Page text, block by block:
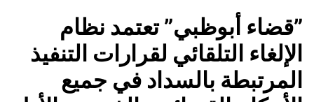
‏”قضاء أبوظبي” تعتمد نظام
الإلغاء التلقائي لقرارات التنفيذ
المرتبطة بالسداد في جميع